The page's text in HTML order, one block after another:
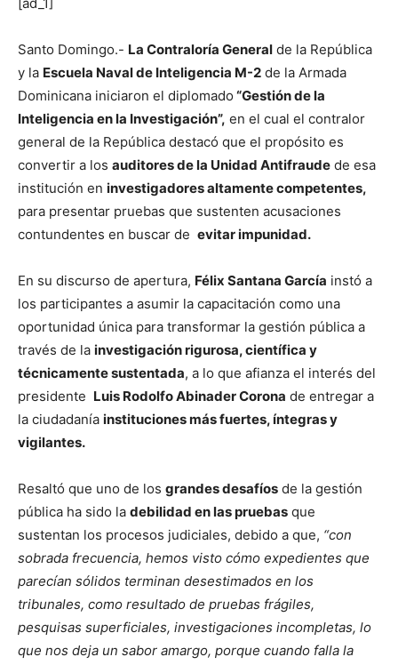
Santo Domingo.- La Contraloría General de la República
y la Escuela Naval de Inteligencia M-2 de la Armada
Dominicana iniciaron el diplomado “Gestión de la
Inteligencia en la Investigación”, en el cual el contralor
general de la República destacó que el propósito es
convertir a los auditores de la Unidad Antifraude de esa
institución en investigadores altamente competentes,
para presentar pruebas que sustenten acusaciones
contundentes en buscar de evitar impunidad.
En su discurso de apertura, Félix Santana García instó a
los participantes a asumir la capacitación como una
oportunidad única para transformar la gestión pública a
través de la investigación rigurosa, científica y
técnicamente sustentada, a lo que afianza el interés del
presidente Luis Rodolfo Abinader Corona de entregar a
la ciudadanía instituciones más fuertes, íntegras y
vigilantes.
Resaltó que uno de los grandes desafíos de la gestión
pública ha sido la debilidad en las pruebas que
sustentan los procesos judiciales, debido a que, “con
sobrada frecuencia, hemos visto cómo expedientes que
parecían sólidos terminan desestimados en los
tribunales, como resultado de pruebas frágiles,
pesquisas superficiales, investigaciones incompletas, lo
que nos deja un sabor amargo, porque cuando falla la